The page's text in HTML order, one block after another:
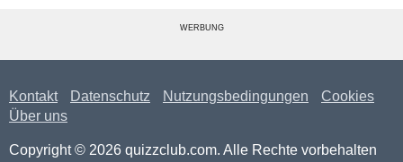
WERBUNG
Kontakt Datenschutz Nutzungsbedingungen
Cookies
Über uns
Copyright © 2026 quizzclub.com. Alle Rechte vorbehalten